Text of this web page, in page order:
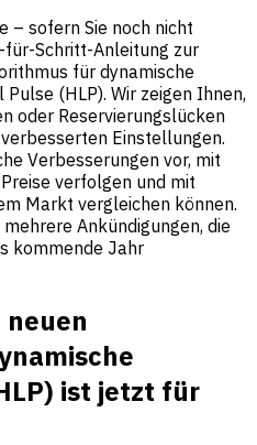
– sofern Sie noch nicht
Schritt-Anleitung zur
für dynamische
(HLP). Wir zeigen Ihnen,
oder Reservierungslücken
Einstellungen.
Verbesserungen vor, mit
verfolgen und mit
Markt vergleichen können.
Ankündigungen, die
kommende Jahr
neuen
ist jetzt für